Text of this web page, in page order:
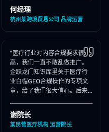
占位率翻了3倍！"
何经理
杭州某跨境贸易公司 品牌运营
"医疗行业对内容合规要求很
高，我们一直不敢乱做推广。
企跃龙门知识库里关于医疗行
业白帽GEO合规操作的专项文
章，给了我们很大信心。后来
行合规承诺，非常专业！"
谢院长
某民营医疗机构 运营院长